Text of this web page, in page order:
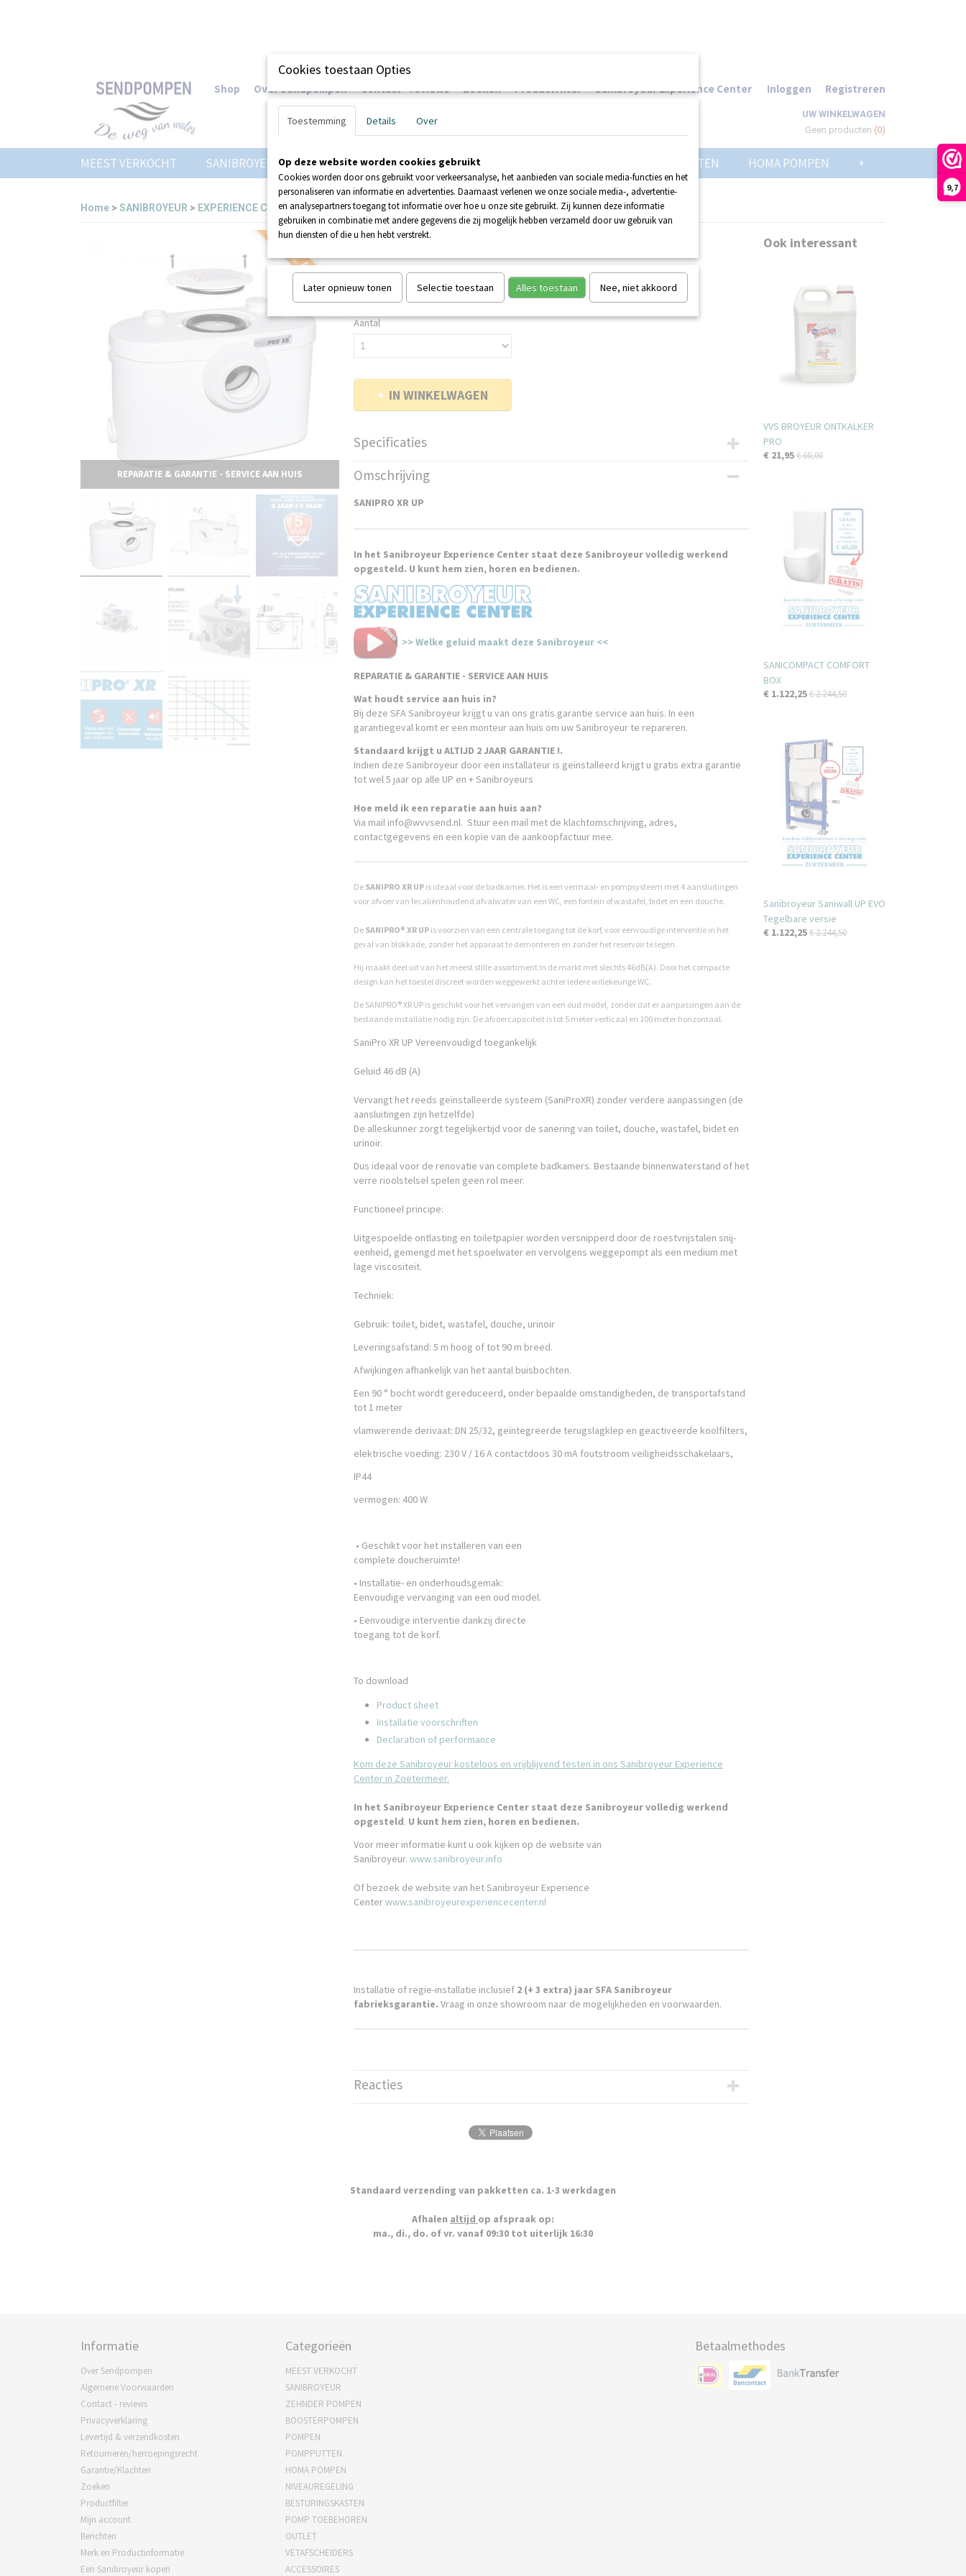
9,7
Shop Over Sendpompen Contact - reviews Zoeken Productfilter Sanibroyeur Experience Center Inloggen Registreren
UW WINKELWAGEN
Geen producten (0)
MEEST VERKOCHT SANIBROYEUR ZEHNDER POMPEN BOOSTERPOMPEN POMPPUTTEN HOMA POMPEN +
Home > SANIBROYEUR > EXPERIENCE CENTER>SANIPRO XR UP
REPARATIE & GARANTIE - SERVICE AAN HUIS
SERVICE AAN HUIS SANIPRO XR UP
€ 699,00 (inclusief btw 21%)
Levertijd 2-4 werkdagen
Aantal
IN WINKELWAGEN
Specificaties
EAN code
Productcode leverancier
Bruto gewicht
Omschrijving
SANIPRO XR UP
In het Sanibroyeur Experience Center staat deze Sanibroyeur volledig werkend
opgesteld. U kunt hem zien, horen en bedienen.
>> Welke geluid maakt deze Sanibroyeur <<
REPARATIE & GARANTIE - SERVICE AAN HUIS
Wat houdt service aan huis in?
Bij deze SFA Sanibroyeur krijgt u van ons gratis garantie service aan huis. In een
garantiegeval komt er een monteur aan huis om uw Sanibroyeur te repareren.
Standaard krijgt u ALTIJD 2 JAAR GARANTIE !.
Indien deze Sanibroyeur door een installateur is geïnstalleerd krijgt u gratis extra garantie
tot wel 5 jaar op alle UP en + Sanibroyeurs
Hoe meld ik een reparatie aan huis aan?
Via mail info@wvvsend.nl. Stuur een mail met de klachtomschrijving, adres,
contactgegevens en een kopie van de aankoopfactuur mee.
De SANIPRO XR UP is ideaal voor de badkamer. Het is een vermaal- en pompsysteem met 4 aansluitingen
voor afvoer van fecaliënhoudend afvalwater van een WC, een fontein of wastafel, bidet en een douche.
De SANIPRO® XR UP is voorzien van een centrale toegang tot de korf, voor eenvoudige interventie in het
geval van blokkade, zonder het apparaat te demonteren en zonder het reservoir te legen.
Hij maakt deel uit van het meest stille assortiment in de markt met slechts 46dB(A). Door het compacte
design kan het toestel discreet worden weggewerkt achter iedere willekeurige WC.
De SANIPRO® XR UP is geschikt voor het vervangen van een oud model, zonder dat er aanpassingen aan de
bestaande installatie nodig zijn. De afvoercapaciteit is tot 5 meter verticaal en 100 meter horizontaal.
SaniPro XR UP Vereenvoudigd toegankelijk
Geluid 46 dB (A)
Vervangt het reeds geïnstalleerde systeem (SaniProXR) zonder verdere aanpassingen (de
aansluitingen zijn hetzelfde)
De alleskunner zorgt tegelijkertijd voor de sanering van toilet, douche, wastafel, bidet en
urinoir.
Dus ideaal voor de renovatie van complete badkamers. Bestaande binnenwaterstand of het
verre rioolstelsel spelen geen rol meer.
Functioneel principe:
Uitgespoelde ontlasting en toiletpapier worden versnipperd door de roestvrijstalen snij-
eenheid, gemengd met het spoelwater en vervolgens weggepompt als een medium met
lage viscositeit.
Techniek:
Gebruik: toilet, bidet, wastafel, douche, urinoir
Leveringsafstand: 5 m hoog of tot 90 m breed.
Afwijkingen afhankelijk van het aantal buisbochten.
Een 90 ° bocht wordt gereduceerd, onder bepaalde omstandigheden, de transportafstand
tot 1 meter
vlamwerende derivaat: DN 25/32, geïntegreerde terugslagklep en geactiveerde koolfilters,
elektrische voeding: 230 V / 16 A contactdoos 30 mA foutstroom veiligheidsschakelaars,
IP44
vermogen: 400 W
• Geschikt voor het installeren van een
complete doucheruimte!
• Installatie- en onderhoudsgemak:
Eenvoudige vervanging van een oud model.
• Eenvoudige interventie dankzij directe
toegang tot de korf.
To download
Product sheet
Installatie voorschriften
Declaration of performance
Kom deze Sanibroyeur kosteloos en vrijblijvend testen in ons Sanibroyeur Experience
Center in Zoetermeer.
In het Sanibroyeur Experience Center staat deze Sanibroyeur volledig werkend
opgesteld. U kunt hem zien, horen en bedienen.
Voor meer informatie kunt u ook kijken op de website van
Sanibroyeur. www.sanibroyeur.info
Of bezoek de website van het Sanibroyeur Experience
Centerwww.sanibroyeurexperiencecenter.nl
Installatie of regie-installatie inclusief 2 (+ 3 extra) jaar SFA Sanibroyeur
fabrieksgarantie. Vraag in onze showroom naar de mogelijkheden en voorwaarden.
Reacties
Ook interessant
VVS BROYEUR ONTKALKER
PRO
€ 21,95€ 60,00
SANICOMPACT COMFORT
BOX
€ 1.122,25€ 2.244,50
Sanibroyeur Saniwall UP EVO
Tegelbare versie
€ 1.122,25€ 2.244,50
Standaard verzending van pakketten ca. 1-3 werkdagen
Afhalen altijd op afspraak op:
ma., di., do. of vr. vanaf 09:30 tot uiterlijk 16:30
Informatie
Over Sendpompen
Algemene Voorwaarden
Contact - reviews
Privacyverklaring
Levertijd & verzendkosten
Retourneren/herroepingsrecht
Garantie/Klachten
Zoeken
Productfilter
Mijn account
Berichten
Merk en Productinformatie
Een Sanibroyeur kopen
Categorieën
MEEST VERKOCHT
SANIBROYEUR
ZEHNDER POMPEN
BOOSTERPOMPEN
POMPEN
POMPPUTTEN
HOMA POMPEN
NIVEAUREGELING
BESTURINGSKASTEN
POMP TOEBEHOREN
OUTLET
VETAFSCHEIDERS
ACCESSOIRES
Betaalmethodes
Cookies toestaan Opties
Toestemming Details Over
Op deze website worden cookies gebruikt
Cookies worden door ons gebruikt voor verkeersanalyse, het aanbieden van sociale media-functies en het
personaliseren van informatie en advertenties. Daarnaast verlenen we onze sociale media-, advertentie-
en analysepartners toegang tot informatie over hoe u onze site gebruikt. Zij kunnen deze informatie
gebruiken in combinatie met andere gegevens die zij mogelijk hebben verzameld door uw gebruik van
hun diensten of die u hen hebt verstrekt.
Later opnieuw tonen Selectie toestaan Alles toestaan Nee, niet akkoord